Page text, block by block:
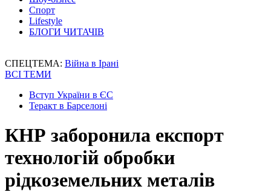
Спорт
Lifestyle
БЛОГИ ЧИТАЧІВ
СПЕЦТЕМА: Війна в Ірані
ВСІ ТЕМИ
Вступ України в ЄС
Теракт в Барселоні
КНР заборонила експорт
технологій обробки
рідкоземельних металів